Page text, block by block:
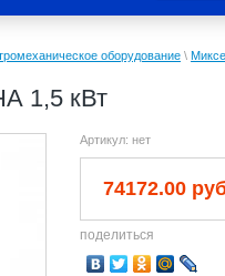
оборудование \
1,5 кВт
Артикул: нет
74172.00
поделиться